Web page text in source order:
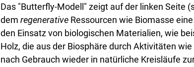
Das "Butterfly-Modell" zeigt auf der linken Seite
dem regenerative Ressourcen wie Biomasse
den Einsatz von biologischen Materialien, wie
Holz, die aus der Biosphäre durch Aktivitäten
nach Gebrauch wieder in natürliche Kreisläufe